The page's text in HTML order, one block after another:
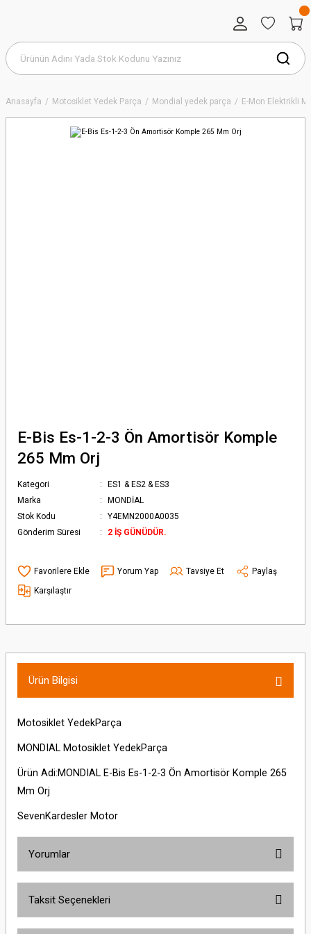
Anasayfa Motosiklet Yedek Parça Mondial yedek parça E-Mon Elektrikli
E-Bis Es-1-2-3 Ön Amortisör Komple
265 Mm Orj
Kategori
ES1 & ES2 & ES3
Marka
MONDİAL
Stok Kodu
Y4EMN2000A0035
Gönderim Süresi
2 İŞ GÜNÜDÜR.
Yorum Yap Tavsiye Et
Paylaş
Karşılaştır
Ürün Bilgisi
Motosiklet YedekParça
MONDIAL Motosiklet YedekParça
Ürün Adi:MONDIAL E-Bis Es-1-2-3 Ön Amortisör Komple 265
Mm Orj
SevenKardesler Motor
Yorumlar
Taksit Seçenekleri